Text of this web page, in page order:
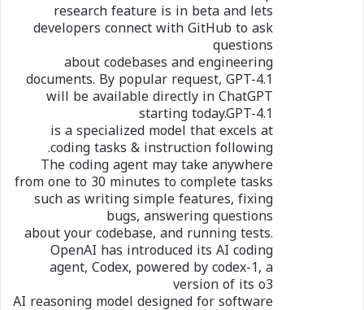
research feature is in beta and lets
developers connect with GitHub to ask
questions
about codebases and engineering
documents. By popular request, GPT-4.1
will be available directly in ChatGPT
starting today.GPT-4.1
is a specialized model that excels at
coding tasks & instruction following.
The coding agent may take anywhere
from one to 30 minutes to complete tasks
such as writing simple features, fixing
bugs, answering questions
about your codebase, and running tests.
OpenAI has introduced its AI coding
agent, Codex, powered by codex-1, a
version of its o3
AI reasoning model designed for software